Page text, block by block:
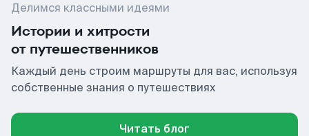
Делимся классными идеями
Истории и хитрости
от путешественников
Каждый день строим маршруты для вас, используя
собственные знания о путешествиях
Читать блог